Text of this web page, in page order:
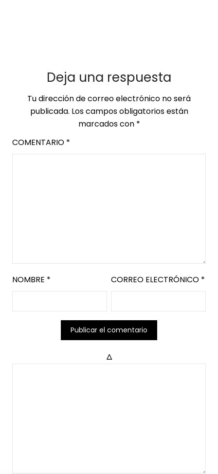
Deja una respuesta
Tu dirección de correo electrónico no será
publicada. Los campos obligatorios están
marcados con *
COMENTARIO *
NOMBRE * CORREO ELECTRÓNICO *
Δ